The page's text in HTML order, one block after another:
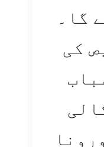
گا۔
کی